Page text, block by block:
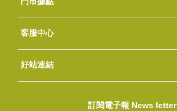
( USD 14.28)
總部
北區
中區
南區
東區
海外
客服中心
會員等級
購物流程
訂單查詢
常見問題
海外訂購流程
連絡我們
下載專區
紅利點數
好站連結
訂閱電子報 News letter